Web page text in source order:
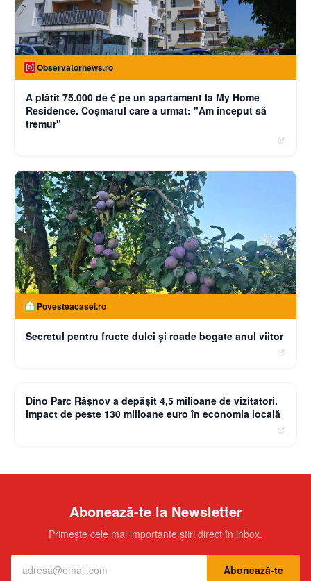
Observatornews.ro
A plătit 75.000 de € pe un apartament la My Home
Residence. Coşmarul care a urmat: "Am început să
tremur"
Povesteacasei.ro
Secretul pentru fructe dulci și roade bogate anul viitor
Dino Parc Râșnov a depășit 4,5 milioane de vizitatori.
Impact de peste 130 milioane euro în economia locală
Abonează-te la Newsletter
Primește cele mai importante știri direct în inbox.
Abonează-te